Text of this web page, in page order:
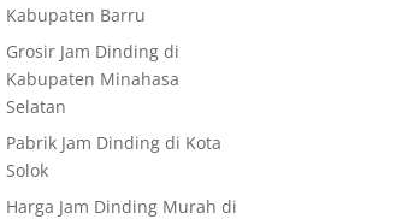
Kabupaten Barru
Grosir Jam Dinding di
Kabupaten Minahasa
Selatan
Pabrik Jam Dinding di Kota
Solok
Harga Jam Dinding Murah di